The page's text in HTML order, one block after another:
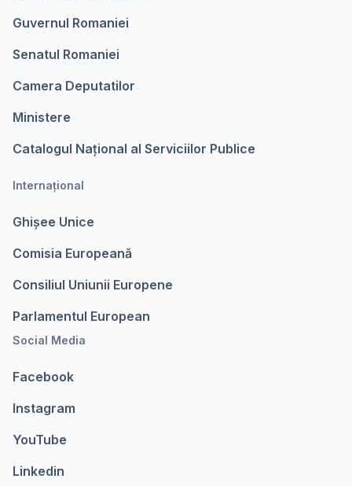
Guvernul Romaniei
Senatul Romaniei
Camera Deputatilor
Ministere
Catalogul Național al Serviciilor Publice
Internațional
Ghișee Unice
Comisia Europeanǎ
Consiliul Uniunii Europene
Parlamentul European
Social Media
Facebook
Instagram
YouTube
Linkedin